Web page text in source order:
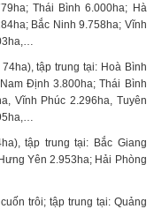
Thái Bình 6.000ha; Hà
Bắc Ninh 9.758ha; Vĩnh
tập trung tại: Hoà Bình
Định 3.800ha; Thái Bình
Vĩnh Phúc 2.296ha, Tuyên
tập trung tại: Bắc Giang
Yên 2.953ha; Hải Phòng
trôi; tập trung tại: Quảng